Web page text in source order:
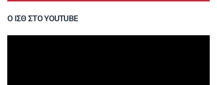
Ο ΙΣΘ ΣΤΟ YOUTUBE